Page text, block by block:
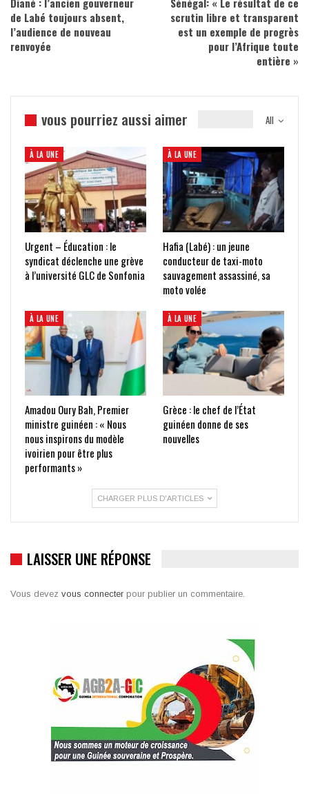
de Labé toujours absent,
l’audience de nouveau
renvoyée
scrutin libre et transparent
est un exemple de progrès
pour l’Afrique toute
entière »
All
vous pourriez aussi aimer
À LA UNE
Urgent – Éducation : le
syndicat déclenche une grève
à l’université GLC de Sonfonia
À LA UNE
Hafia (Labé) : un jeune
conducteur de taxi-moto
sauvagement assassiné, sa
moto volée
À LA UNE
Amadou Oury Bah, Premier
ministre guinéen : « Nous
nous inspirons du modèle
ivoirien pour être plus
performants »
À LA UNE
Grèce : le chef de l’État
guinéen donne de ses
nouvelles
CHARGER PLUS D'ARTICLES
LAISSER UNE RÉPONSE
Vous devez vous connecter pour publier un commentaire.